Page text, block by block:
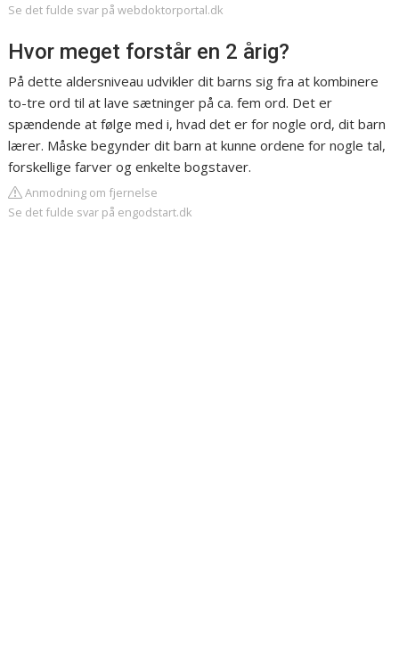
Se det fulde svar på webdoktorportal.dk
Hvor meget forstår en 2 årig?
På dette aldersniveau udvikler dit barns sig fra at kombinere
to-tre ord til at lave sætninger på ca. fem ord. Det er
spændende at følge med i, hvad det er for nogle ord, dit barn
lærer. Måske begynder dit barn at kunne ordene for nogle tal,
forskellige farver og enkelte bogstaver.
Anmodning om fjernelse
Se det fulde svar på engodstart.dk